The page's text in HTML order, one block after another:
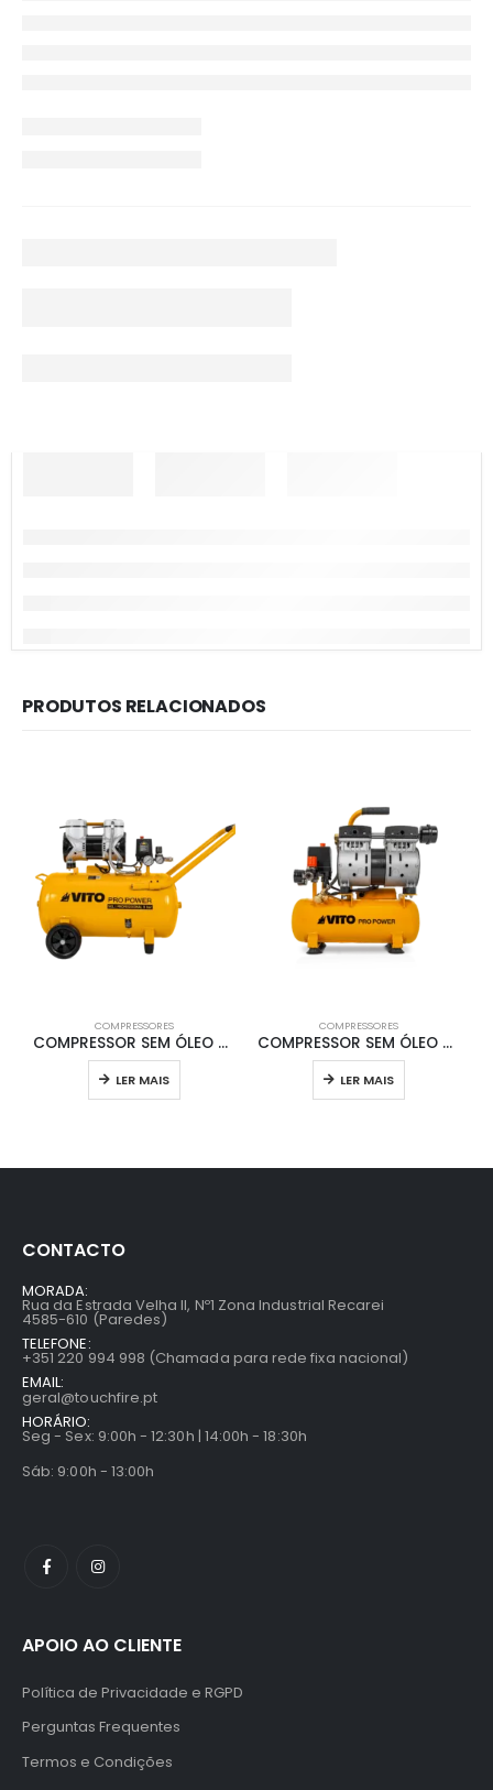
PRODUTOS RELACIONADOS
COMPRESSORES
COMPRESSOR SEM ÓLEO SILENCIOSO 50LT 8 BAR 2.0CV
LER MAIS
COMPRESSORES
COMPRESSOR SEM ÓLEO SILENCIOSO 6LT 8 BAR 0.7HP
LER MAIS
CONTACTO
MORADA:
Rua da Estrada Velha II, Nº1 Zona Industrial Recarei
4585-610 (Paredes)
TELEFONE:
+351 220 994 998 (Chamada para rede fixa nacional)
EMAIL:
geral@touchfire.pt
HORÁRIO:
Seg - Sex: 9:00h - 12:30h | 14:00h - 18:30h
Sáb: 9:00h - 13:00h
APOIO AO CLIENTE
Política de Privacidade e RGPD
Perguntas Frequentes
Termos e Condições